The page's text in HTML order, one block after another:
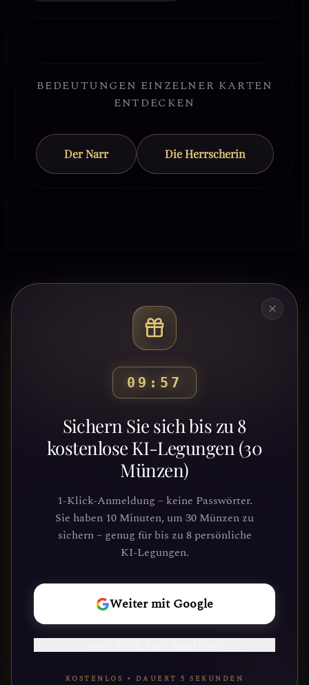
BEDEUTUNGEN EINZELNER KARTEN
ENTDECKEN
Der Narr Die Herrscherin
09:53
Sichern Sie sich bis zu 8
kostenlose KI-Legungen (30
Münzen)
1-Klick-Anmeldung – keine Passwörter.
Sie haben 10 Minuten, um 30 Münzen zu
sichern – genug für bis zu 8 persönliche
KI-Legungen.
Weiter mit Google
KOSTENLOS • DAUERT 5 SEKUNDEN
Bereit, deinen Weg zu
entdecken?
Schließe dich Tausenden von
Suchenden an, die Klarheit und
Führung durch unsere Plattform
gefunden haben. Deine kosmische Reise
wartet.
REISE
BEGINNEN